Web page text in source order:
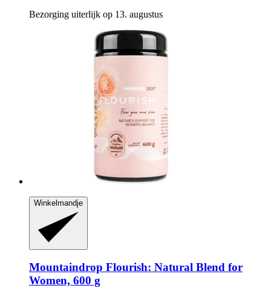
Bezorging uiterlijk op 13. augustus
Winkelmandje
Mountaindrop Flourish: Natural Blend for
Women, 600 g